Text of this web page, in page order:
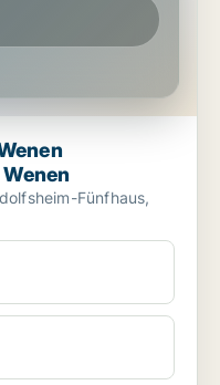
Fünfhaus,